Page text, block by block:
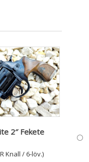
2″ Fekete
Knall / 6-löv.)